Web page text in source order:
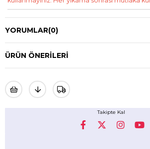
YORUMLAR(0)
ÜRÜN ÖNERILERI
Takipte Kal